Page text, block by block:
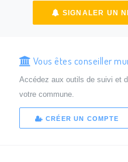
SIGNALER UN
Vous êtes conseiller
Accédez aux outils de suivi et
votre commune.
CRÉER UN COMPTE